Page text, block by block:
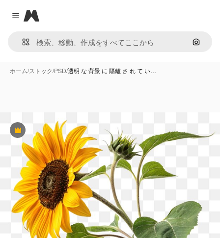
Close menu
Magnific
画像で
ホーム/ストック/PSD/透明 な 背景 に 隔離 さ れ て い…
Premium